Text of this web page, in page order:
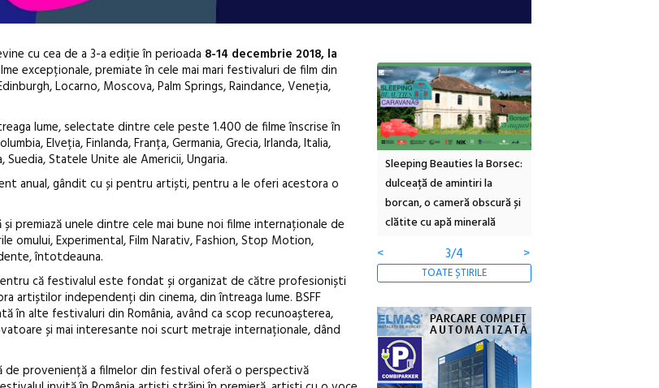
cu cea de a 3-a ediție în perioada 8-14 decembrie 2018, la
excepționale, premiate în cele mai mari festivaluri de film din
Locarno, Moscova, Palm Springs, Raindance, Veneția,
lume, selectate dintre cele peste 1.400 de filme înscrise în
Elveția, Finlanda, Franța, Germania, Grecia, Irlanda, Italia,
Suedia, Statele Unite ale Americii, Ungaria.
anual, gândit cu și pentru artiști, pentru a le oferi acestora o
premiază unele dintre cele mai bune noi filme internaționale de
omului, Experimental, Film Narativ, Fashion, Stop Motion,
întotdeauna.
că festivalul este fondat și organizat de către profesioniști
artiștilor independenți din cinema, din întreaga lume. BSFF
alte festivaluri din România, având ca scop recunoașterea,
și mai interesante noi scurt metraje internaționale, dând
de proveniență a filmelor din festival oferă o perspectivă
revine la Eforie Sud cu a IX-a
Sleeping Beauties la Borsec:
dulceață de amintiri la
borcan, o cameră obscură și
clătite cu apă minerală
<
3/4 >
TOATE ȘTIRILE